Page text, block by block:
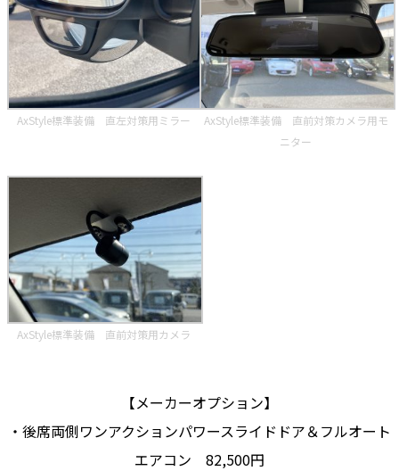
AxStyle標準装備 直左対策用ミラー
AxStyle標準装備 直前対策カメラ用モ
ニター
AxStyle標準装備 直前対策用カメラ
【メーカーオプション】
・後席両側ワンアクションパワースライドドア＆フルオート
エアコン 82,500円